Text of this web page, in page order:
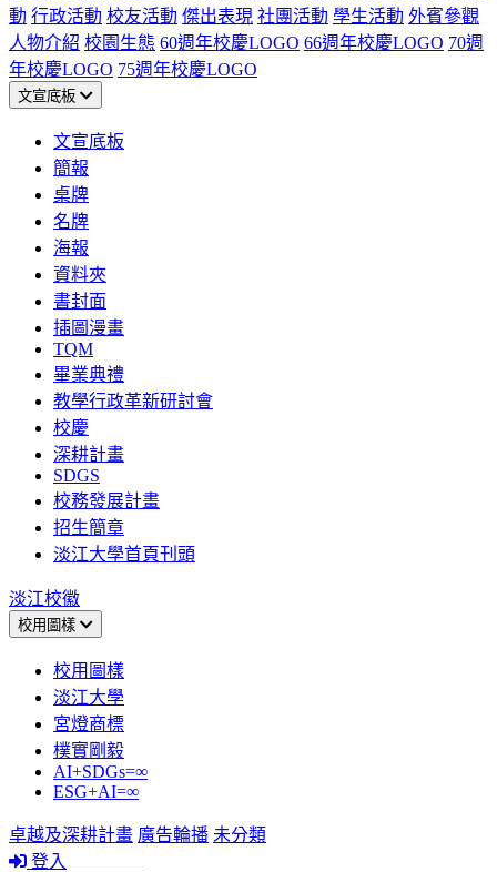
動 行政活動 校友活動 傑出表現 社團活動 學生活動 外賓參觀
人物介紹 校園生態 60週年校慶LOGO 66週年校慶LOGO 70週
年校慶LOGO 75週年校慶LOGO
文宣底板
文宣底板
簡報
桌牌
名牌
海報
資料夾
書封面
插圖漫畫
TQM
畢業典禮
教學行政革新研討會
校慶
深耕計畫
SDGS
校務發展計畫
招生簡章
淡江大學首頁刊頭
淡江校徽
校用圖樣
校用圖樣
淡江大學
宮燈商標
樸實剛毅
AI+SDGs=∞
ESG+AI=∞
卓越及深耕計畫 廣告輪播 未分類
登入